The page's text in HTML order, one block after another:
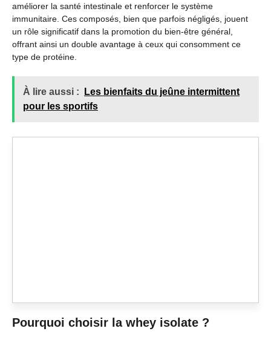
améliorer la santé intestinale et renforcer le système
immunitaire. Ces composés, bien que parfois négligés, jouent
un rôle significatif dans la promotion du bien-être général,
offrant ainsi un double avantage à ceux qui consomment ce
type de protéine.
À lire aussi :
Les bienfaits du jeûne intermittent
pour les sportifs
Pourquoi choisir la whey isolate ?